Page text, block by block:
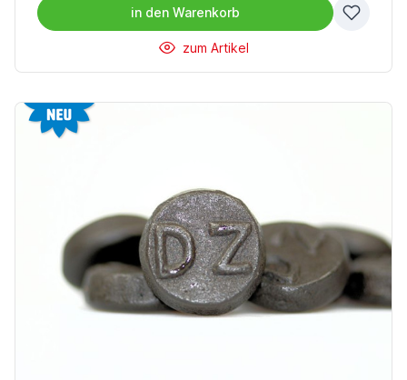
in den Warenkorb
zum Artikel